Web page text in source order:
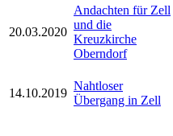
20.03.2020
Andachten für Zell
und die
Kreuzkirche
Oberndorf
14.10.2019
Nahtloser
Übergang in Zell